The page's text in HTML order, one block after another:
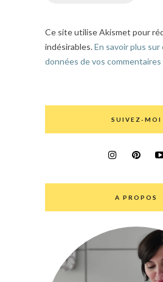
Ce site utilise Akismet pour
indésirables.En savoir plus
données de vos
SUIVEZ-MOI
A PROPOS